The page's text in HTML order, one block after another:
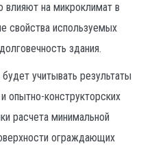
влияют на микроклимат в
свойства используемых
здания.
учитывать результаты
опытно-конструкторских
расчета минимальной
ограждающих